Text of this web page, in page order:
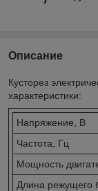
Описание
Кусторез
характеристики:
Напряжение, В
Частота, Гц
Мощность
Длина режущего